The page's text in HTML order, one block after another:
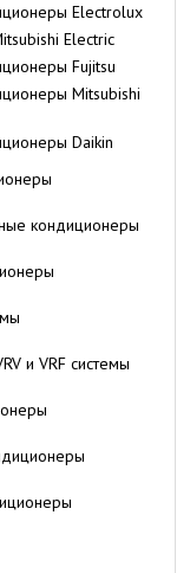
Electrolux
Electric
Fujitsu
Mitsubishi
Daikin
кондиционеры
и VRF системы